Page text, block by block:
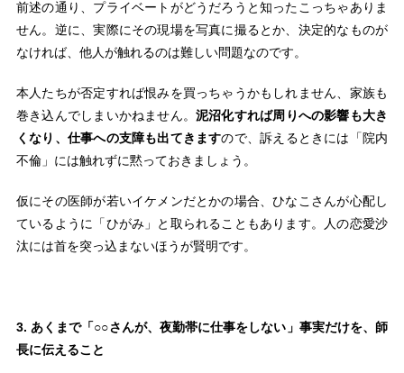
前述の通り、プライベートがどうだろうと知ったこっちゃありま
せん。逆に、実際にその現場を写真に撮るとか、決定的なものが
なければ、他人が触れるのは難しい問題なのです。
本人たちが否定すれば恨みを買っちゃうかもしれません、家族も
巻き込んでしまいかねません。 泥沼化すれば周りへの影響も大き
くなり、仕事への支障も出てきますので、訴えるときには「院内
不倫」には触れずに黙っておきましょう。
仮にその医師が若いイケメンだとかの場合、ひなこさんが心配し
ているように「ひがみ」と取られることもあります。人の恋愛沙
汰には首を突っ込まないほうが賢明です。
3. あくまで「○○さんが、夜勤帯に仕事をしない」事実だけを、師
長に伝えること